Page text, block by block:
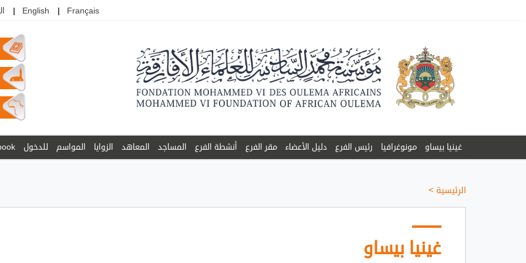
Français
English
غينيا بيساو مونوغرافيا رئيس الفرع دليل الأعضاء مقر الفرع أنشطة الفرع المساجد المعاهد الزوايا المواسم للدخول
الرئيسية >
غينيا بيساو